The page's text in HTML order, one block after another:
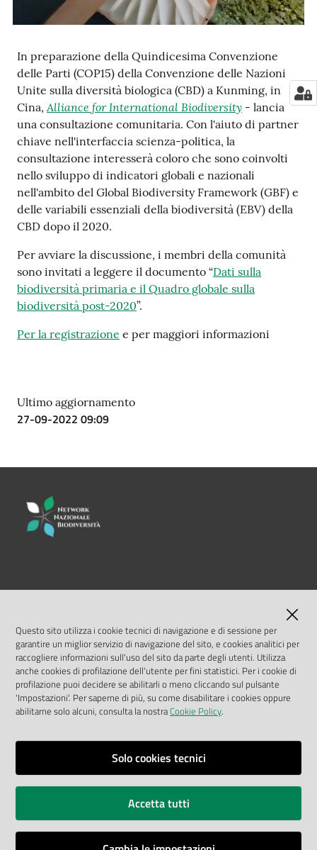
DigitAP
Monitoraggio
SNB2030
Scrivici
Seguici
su
In preparazione della Quindicesima Convenzione
delle Parti (COP15) della Convenzione delle Nazioni
Unite sulla diversità biologica (CBD) a Kunming, in
Cina,Alliance for International Biodiversity - lancia
una consultazione comunitaria. Con l'aiuto di partner
chiave nell'interfaccia scienza-politica, la
consultazione interesserà coloro che sono coinvolti
nello sviluppo di indicatori globali e nazionali
nell'ambito del Global Biodiversity Framework (GBF) e
delle variabili essenziali della biodiversità (EBV) della
CBD dopo il 2020.
Per avviare la discussione, i membri della comunità
sono invitati a leggere il documento “Dati sulla
biodiversità primaria e il Quadro globale sulla
biodiversità post-2020”.
Per la registrazione e per maggiori informazioni
Ultimo aggiornamento
27-09-2022 09:09
LINK UTILI
MASE
ISPRA
Geoportale Nazionale
Biocase
Vai alla pagina
Note legali
Questo sito utilizza i cookie tecnici di navigazione e di sessione per
garantire un miglior servizio di navigazione del sito, e cookies analitici per
raccogliere informazioni sull'uso del sito da parte degli utenti. Utilizza
anche cookies di profilazione dell'utente per fini statistici. Per i cookie di
profilazione puoi decidere se abilitarli o meno cliccando sul pulsante
'Impostazioni'. Per saperne di più, su come disabilitare i cookies oppure
abilitarne solo alcuni, consulta la nostraCookie Policy.
Solo cookies tecnici
Accetta tutti